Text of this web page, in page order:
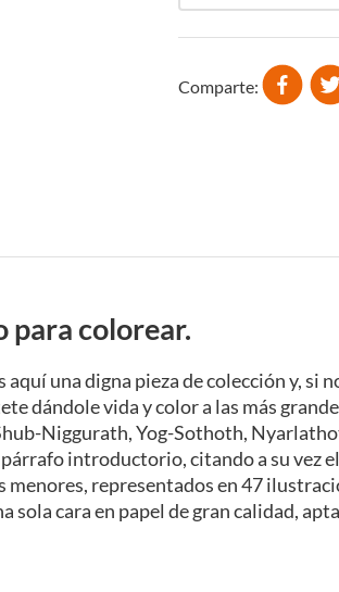
Comparte
para colorear.
una digna pieza de colección y, si
dándole vida y color a las más
Niggurath, Yog-Sothoth,
introductorio, citando a su vez
representados en 47
cara en papel de gran calidad,